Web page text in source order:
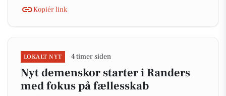
Kopiér link
LOKALT NYT 4 timer siden
Nyt demenskor starter i Randers
med fokus på fællesskab